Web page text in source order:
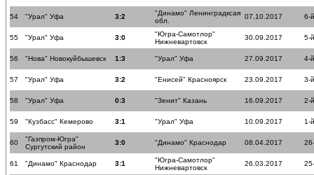
54 "Урал" Уфа 3:2
"Динамо" Ленинградксая
обл.
07.10.2017 6-
55 "Урал" Уфа 3:0
"Югра-Самотлор"
Нижневартовск
30.09.2017 5-
56 "Нова" Новокуйбышевск 1:3 "Урал" Уфа 27.09.2017 4-
57 "Урал" Уфа 3:2 "Енисей" Красноярск 23.09.2017 3-
58 "Урал" Уфа 0:3 "Зенит" Казань 16.09.2017 2-
59 "Кузбасс" Кемерово 3:1 "Урал" Уфа 10.09.2017 1-
60
"Газпром-Югра"
Сургутский район
3:0 "Динамо" Краснодар 08.04.2017
61 "Динамо" Краснодар 3:1
"Югра-Самотлор"
Нижневартовск
26.03.2017